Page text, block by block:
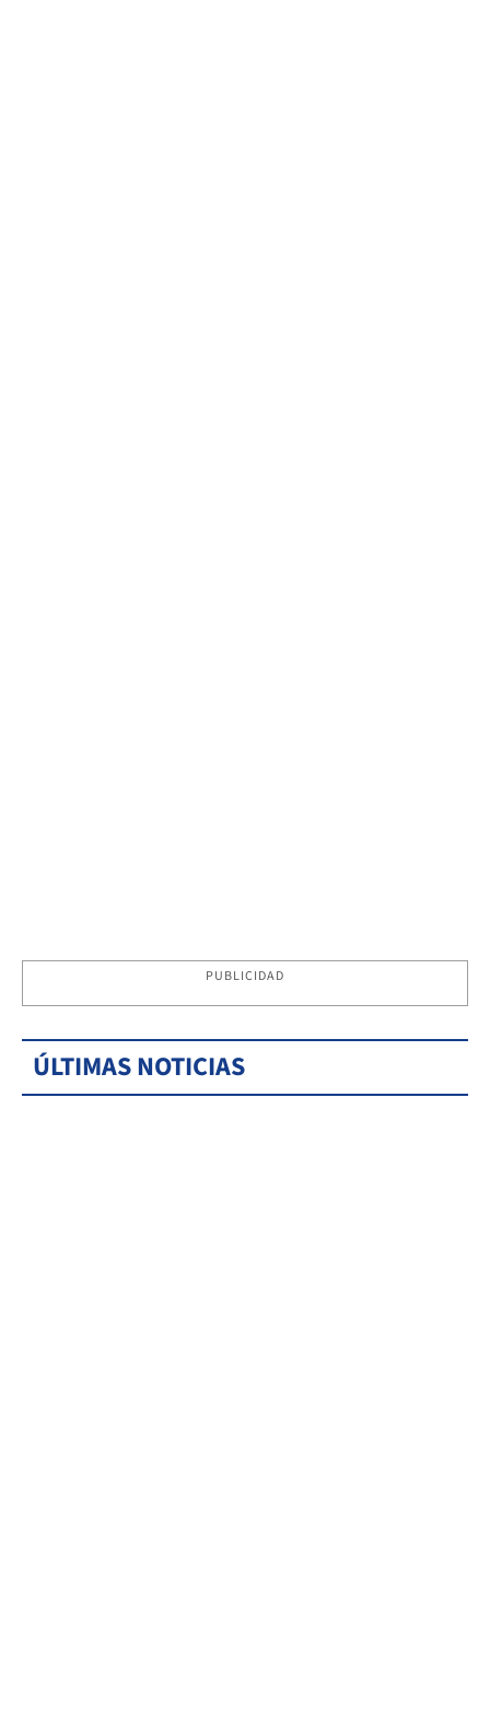
PUBLICIDAD
ÚLTIMAS NOTICIAS